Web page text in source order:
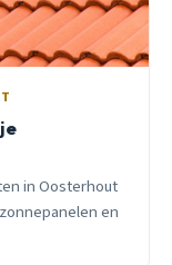
in Oosterhout
en